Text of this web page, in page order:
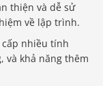
thiện và dễ sử
về lập trình.
nhiều tính
và khả năng thêm